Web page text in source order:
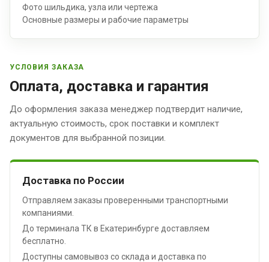
Фото шильдика, узла или чертежа
Основные размеры и рабочие параметры
УСЛОВИЯ ЗАКАЗА
Оплата, доставка и гарантия
До оформления заказа менеджер подтвердит наличие,
актуальную стоимость, срок поставки и комплект
документов для выбранной позиции.
Доставка по России
Отправляем заказы проверенными транспортными
компаниями.
До терминала ТК в Екатеринбурге доставляем
бесплатно.
Доступны самовывоз со склада и доставка по